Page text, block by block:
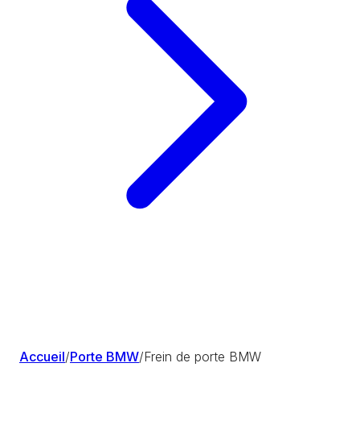
Accueil/Porte BMW/Frein de porte BMW